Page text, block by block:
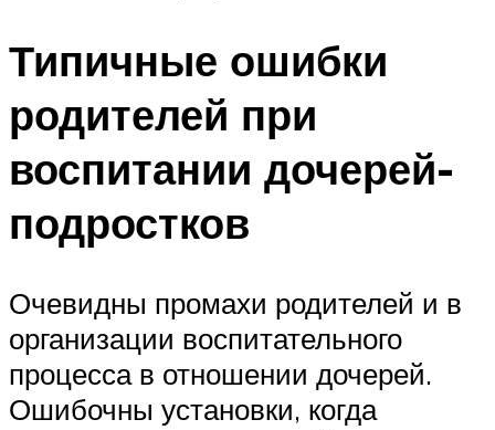
Типичные ошибки
родителей при
воспитании дочерей-
подростков
Очевидны промахи родителей и в
организации воспитательного
процесса в отношении дочерей.
Ошибочны установки, когда